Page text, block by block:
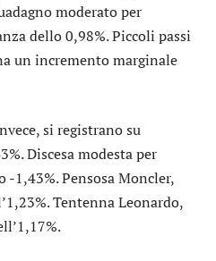
moderato per
dello 0,98%. Piccoli passi
un incremento marginale
si registrano su
Discesa modesta per
-1,43%. PensosaMoncler,
TentennaLeonardo,